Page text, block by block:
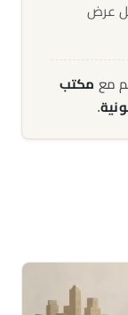
عرض
مع مكتب
.